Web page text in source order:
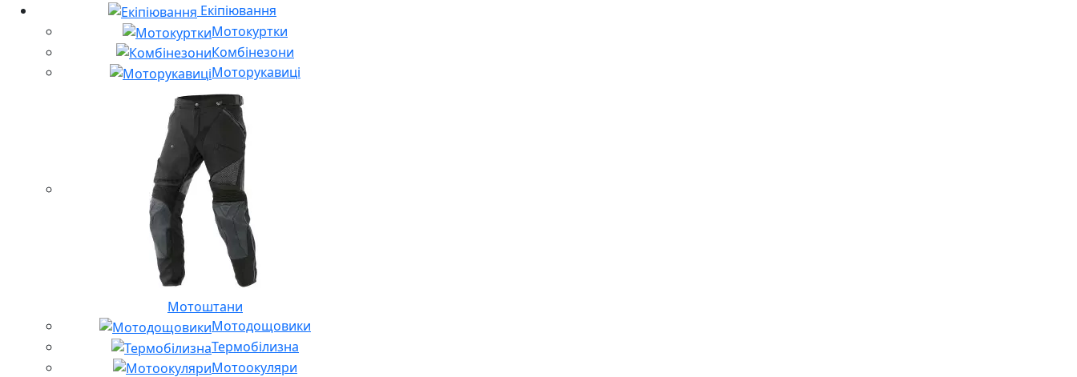
Екіпіювання
Мотокуртки
Комбінезони
Моторукавиці
Мотоштани
Мотодощовики
Термобілизна
Мотоокуляри